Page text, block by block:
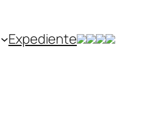
Expediente